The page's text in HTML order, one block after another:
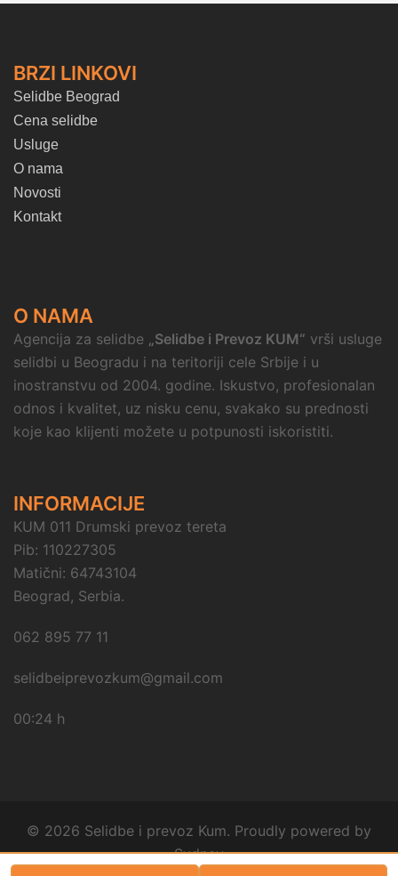
BRZI LINKOVI
Selidbe Beograd
Cena selidbe
Usluge
O nama
Novosti
Kontakt
O NAMA
Agencija za selidbe „Selidbe i Prevoz KUM“ vrši usluge
selidbi u Beogradu i na teritoriji cele Srbije i u
inostranstvu od 2004. godine. Iskustvo, profesionalan
odnos i kvalitet, uz nisku cenu, svakako su prednosti
koje kao klijenti možete u potpunosti iskoristiti.
INFORMACIJE
KUM 011 Drumski prevoz tereta
Pib: 110227305
Matični: 64743104
Beograd, Serbia.
062 895 77 11
selidbeiprevozkum@gmail.com
00:24 h
© 2026 Selidbe i prevoz Kum. Proudly powered by
Sydney